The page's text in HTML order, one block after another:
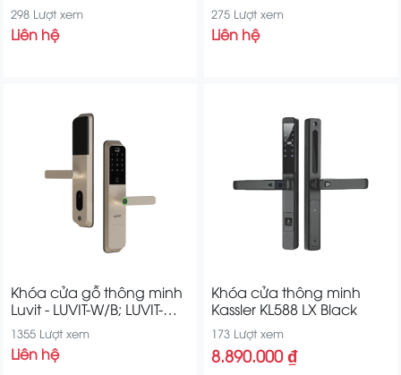
298 Lượt xem
Liên hệ
275 Lượt xem
Liên hệ
Khóa cửa gỗ thông minh
Luvit - LUVIT-W/B; LUVIT-
W/C; LUVIT-W/S
1355 Lượt xem
Liên hệ
Khóa cửa thông minh
Kassler KL588 LX Black
173 Lượt xem
8.890.000 ₫